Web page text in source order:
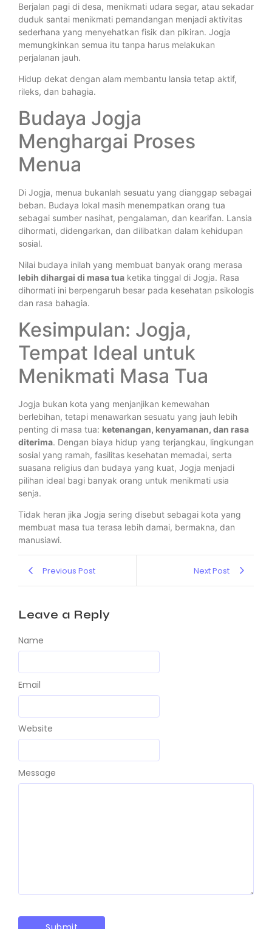
Berjalan pagi di desa, menikmati udara segar, atau sekadar
duduk santai menikmati pemandangan menjadi aktivitas
sederhana yang menyehatkan fisik dan pikiran. Jogja
memungkinkan semua itu tanpa harus melakukan
perjalanan jauh.
Hidup dekat dengan alam membantu lansia tetap aktif,
rileks, dan bahagia.
Budaya Jogja
Menghargai Proses
Menua
Di Jogja, menua bukanlah sesuatu yang dianggap sebagai
beban. Budaya lokal masih menempatkan orang tua
sebagai sumber nasihat, pengalaman, dan kearifan. Lansia
dihormati, didengarkan, dan dilibatkan dalam kehidupan
sosial.
Nilai budaya inilah yang membuat banyak orang merasa
lebih dihargai di masa tua ketika tinggal di Jogja. Rasa
dihormati ini berpengaruh besar pada kesehatan psikologis
dan rasa bahagia.
Kesimpulan: Jogja,
Tempat Ideal untuk
Menikmati Masa Tua
Jogja bukan kota yang menjanjikan kemewahan
berlebihan, tetapi menawarkan sesuatu yang jauh lebih
penting di masa tua: ketenangan, kenyamanan, dan rasa
diterima. Dengan biaya hidup yang terjangkau, lingkungan
sosial yang ramah, fasilitas kesehatan memadai, serta
suasana religius dan budaya yang kuat, Jogja menjadi
pilihan ideal bagi banyak orang untuk menikmati usia
senja.
Tidak heran jika Jogja sering disebut sebagai kota yang
membuat masa tua terasa lebih damai, bermakna, dan
manusiawi.
Previous Post Next Post
Leave a Reply
Message
Name
Email
Website